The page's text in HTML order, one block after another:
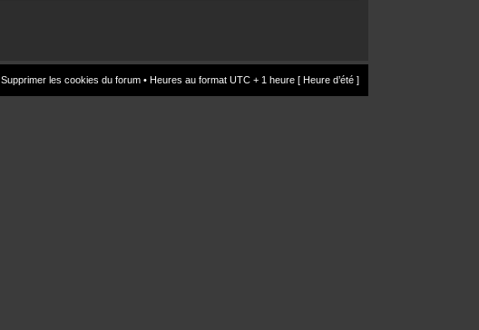
Supprimer les cookies du forum • Heures au format UTC + 1 heure [ Heure d’été ]